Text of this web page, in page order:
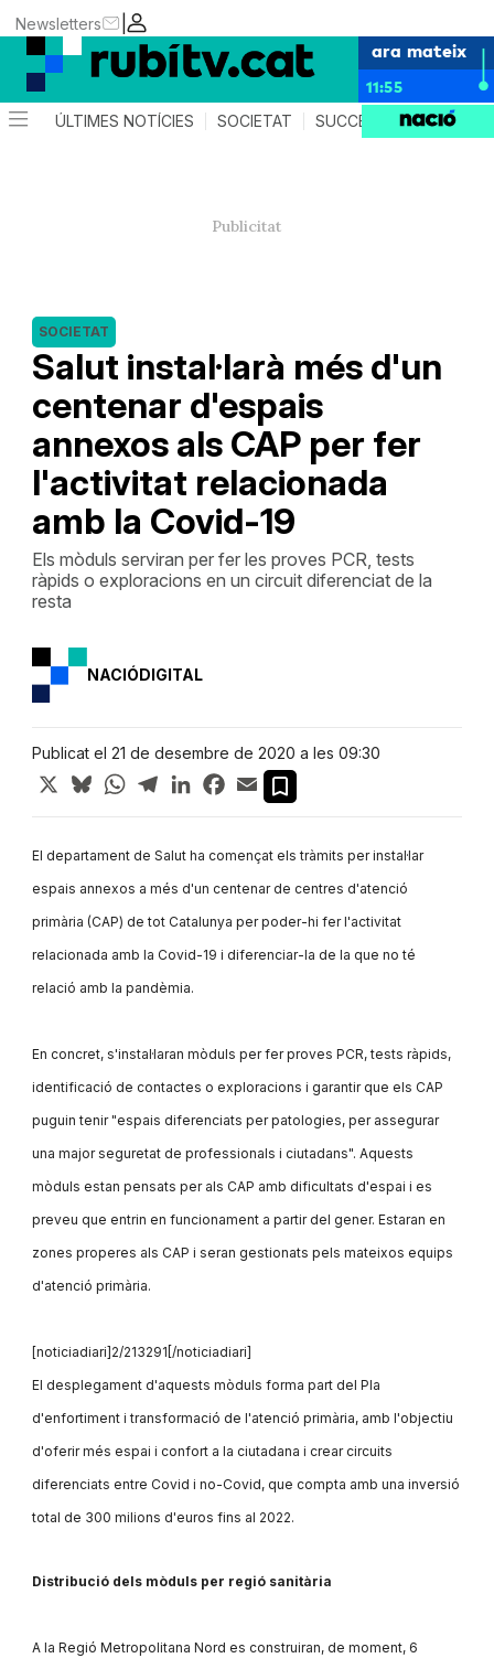
|
Newsletters
ara mateix
11:55
ÚLTIMES NOTÍCIES SOCIETAT SUCCESSOS
Salut instal·larà més d'un
centenar d'espais
annexos als CAP per fer
l'activitat relacionada
amb la Covid-19
SOCIETAT
Els mòduls serviran per fer les proves PCR, tests
ràpids o exploracions en un circuit diferenciat de la
resta
NACIÓDIGITAL
Publicat el 21 de desembre de 2020 a les 09:30
X BlueskyWhatsApp
TelegramLinkedInFacebook
Email
El departament de Salut ha començat els tràmits per instal·lar
espais annexos a més d'un centenar de centres d'atenció
primària (CAP) de tot Catalunya per poder-hi fer l'activitat
relacionada amb la Covid-19 i diferenciar-la de la que no té
relació amb la pandèmia.
En concret, s'instal·laran mòduls per fer proves PCR, tests ràpids,
identificació de contactes o exploracions i garantir que els CAP
puguin tenir "espais diferenciats per patologies, per assegurar
una major seguretat de professionals i ciutadans". Aquests
mòduls estan pensats per als CAP amb dificultats d'espai i es
preveu que entrin en funcionament a partir del gener. Estaran en
zones properes als CAP i seran gestionats pels mateixos equips
d'atenció primària.
[noticiadiari]2/213291[/noticiadiari]
El desplegament d'aquests mòduls forma part del Pla
d'enfortiment i transformació de l'atenció primària, amb l'objectiu
d'oferir més espai i confort a la ciutadana i crear circuits
diferenciats entre Covid i no-Covid, que compta amb una inversió
total de 300 milions d'euros fins al 2022.
Distribució dels mòduls per regió sanitària
A la Regió Metropolitana Nord es construiran, de moment, 6